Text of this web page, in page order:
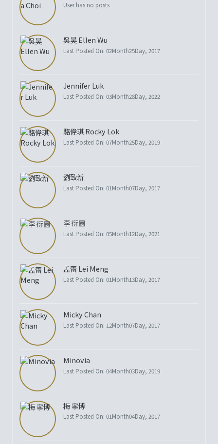
User has no posts
吳昊 Ellen Wu
Last Posted On: 02Month25Day, 2017
Jennifer Luk
Last Posted On: 03Month28Day, 2022
駱偉琪 Rocky Lok
Last Posted On: 07Month25Day, 2019
劉致新
Last Posted On: 01Month07Day, 2017
李 衍園
Last Posted On: 05Month12Day, 2021
孟蕾 Lei Meng
Last Posted On: 01Month13Day, 2017
Micky Chan
Last Posted On: 12Month07Day, 2017
Minovia
Last Posted On: 04Month03Day, 2019
梅 寧博
Last Posted On: 01Month04Day, 2017